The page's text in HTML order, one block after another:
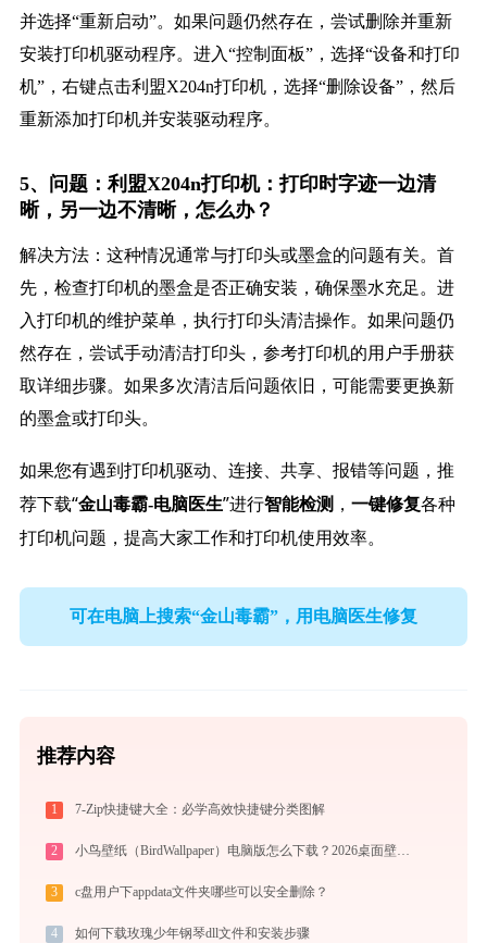
并选择“重新启动”。如果问题仍然存在，尝试删除并重新
安装打印机驱动程序。进入“控制面板”，选择“设备和打印
机”，右键点击利盟X204n打印机，选择“删除设备”，然后
重新添加打印机并安装驱动程序。
5、问题：利盟X204n打印机：打印时字迹一边清
晰，另一边不清晰，怎么办？
解决方法：这种情况通常与打印头或墨盒的问题有关。首
先，检查打印机的墨盒是否正确安装，确保墨水充足。进
入打印机的维护菜单，执行打印头清洁操作。如果问题仍
然存在，尝试手动清洁打印头，参考打印机的用户手册获
取详细步骤。如果多次清洁后问题依旧，可能需要更换新
的墨盒或打印头。
如果您有遇到打印机驱动、连接、共享、报错等问题，推
荐下载“金山毒霸-电脑医生”进行智能检测， 一键修复各种
打印机问题，提高大家工作和打印机使用效率。
可在电脑上搜索“金山毒霸”，用电脑医生修复
推荐内容
1 7-Zip快捷键大全：必学高效快捷键分类图解
2 小鸟壁纸（BirdWallpaper）电脑版怎么下载？2026桌面壁纸美化神器指南
3 c盘用户下appdata文件夹哪些可以安全删除？
4 如何下载玫瑰少年钢琴dll文件和安装步骤